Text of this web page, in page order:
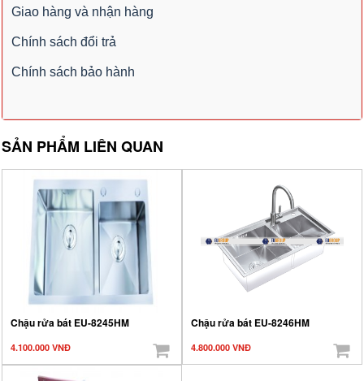
Giao hàng và nhận hàng
Chính sách đổi trả
Chính sách bảo hành
SẢN PHẨM LIÊN QUAN
Chậu rửa bát EU-8245HM
4.100.000 VNĐ
Chậu rửa bát EU-8246HM
4.800.000 VNĐ